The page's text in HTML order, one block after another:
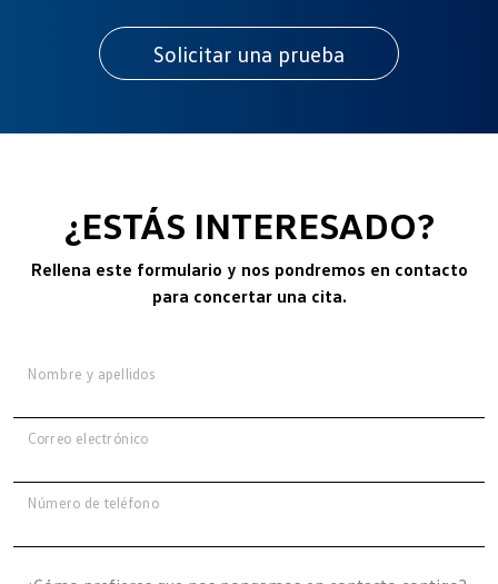
¿ESTÁS INTERESADO?
Rellena este formulario y nos pondremos en contacto
para concertar una cita.
Nombre y apellidos
Correo electrónico
Número de teléfono